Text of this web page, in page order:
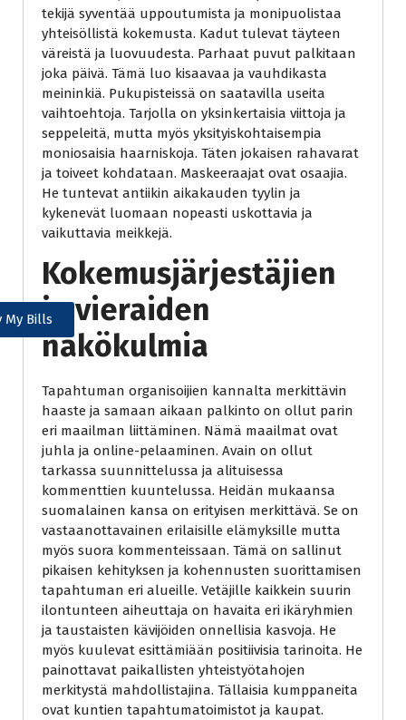
My Bills
tekijä syventää uppoutumista ja monipuolistaa
yhteisöllistä kokemusta. Kadut tulevat täyteen
väreistä ja luovuudesta. Parhaat puvut palkitaan
joka päivä. Tämä luo kisaavaa ja vauhdikasta
meininkiä. Pukupisteissä on saatavilla useita
vaihtoehtoja. Tarjolla on yksinkertaisia viittoja ja
seppeleitä, mutta myös yksityiskohtaisempia
moniosaisia haarniskoja. Täten jokaisen rahavarat
ja toiveet kohdataan. Maskeeraajat ovat osaajia.
He tuntevat antiikin aikakauden tyylin ja
kykenevät luomaan nopeasti uskottavia ja
vaikuttavia meikkejä.
Kokemusjärjestäjien
ja vieraiden
näkökulmia
Tapahtuman organisoijien kannalta merkittävin
haaste ja samaan aikaan palkinto on ollut parin
eri maailman liittäminen. Nämä maailmat ovat
juhla ja online-pelaaminen. Avain on ollut
tarkassa suunnittelussa ja alituisessa
kommenttien kuuntelussa. Heidän mukaansa
suomalainen kansa on erityisen merkittävä. Se on
vastaanottavainen erilaisille elämyksille mutta
myös suora kommenteissaan. Tämä on sallinut
pikaisen kehityksen ja kohennusten suorittamisen
tapahtuman eri alueille. Vetäjille kaikkein suurin
ilontunteen aiheuttaja on havaita eri ikäryhmien
ja taustaisten kävijöiden onnellisia kasvoja. He
myös kuulevat esittämiään positiivisia tarinoita. He
painottavat paikallisten yhteistyötahojen
merkitystä mahdollistajina. Tällaisia kumppaneita
ovat kuntien tapahtumatoimistot ja kaupat.